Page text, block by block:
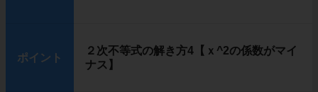
ポイント
２次不等式の解き方4【ｘ^2の係数がマイ
ナス】